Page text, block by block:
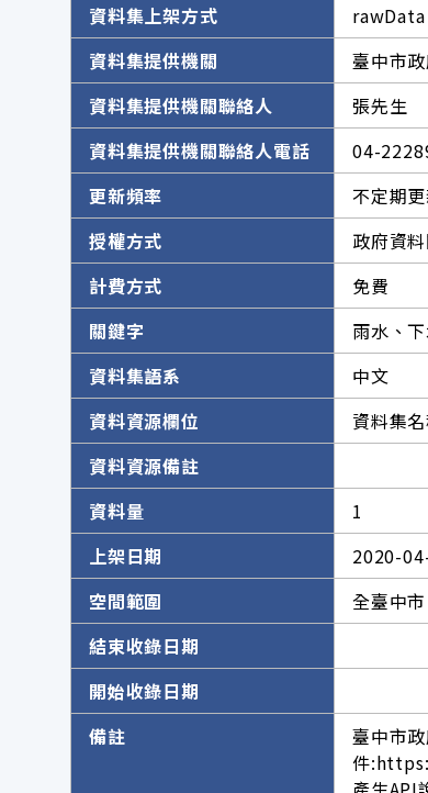
資料集上架方式
rawData
資料集提供機關
臺中市
資料集提供機關聯絡人
張先生
資料集提供機關聯絡人電話
04-
更新頻率
不定期
授權方式
政府資
計費方式
免費
關鍵字
雨水、
資料集語系
中文
資料資源欄位
資料集
資料資源備註
資料量
1
上架日期
2020-
空間範圍
全臺中市
結束收錄日期
開始收錄日期
備註
臺中市
件